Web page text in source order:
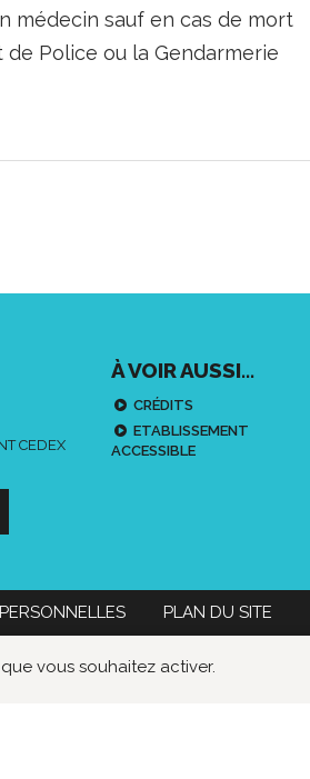
vous souhaitez activer.
médecin sauf en cas de mort
de Police ou la Gendarmerie
CEDEX
À VOIR AUSSI...
CRÉDITS
ETABLISSEMENT
ACCESSIBLE
PLAN DU SITE
contacter